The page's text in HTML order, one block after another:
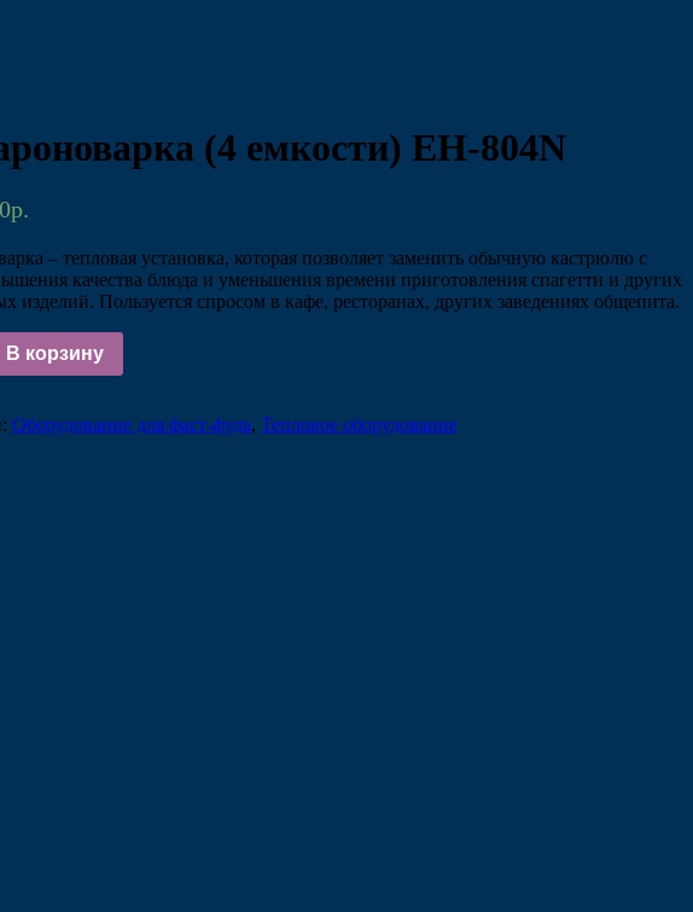
(4 емкости) EH-804N
р.
– тепловая установка, которая позволяет заменить обычную кастрюлю с
качества блюда и уменьшения времени приготовления спагетти и других
изделий. Пользуется спросом в кафе, ресторанах, других заведениях общепита.
В корзину
Оборудование для фаст-фуда, Тепловое оборудование